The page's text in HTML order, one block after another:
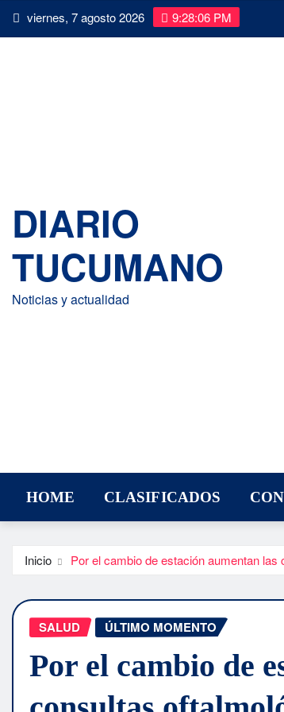
Saltar viernes, 7 agosto 2026 9:28:07 PM
DIARIO
TUCUMANO
Noticias y actualidad
HOME CLASIFICADOS
Inicio Por el cambio de estación aumentan las
SALUD ÚLTIMO MOMENTO
Por el cambio de